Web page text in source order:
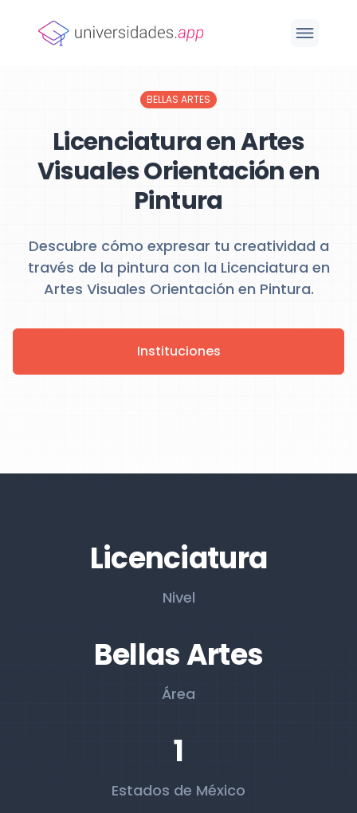
BELLAS ARTES
Licenciatura en Artes
Visuales Orientación en
Pintura
Descubre cómo expresar tu creatividad a
través de la pintura con la Licenciatura en
Artes Visuales Orientación en Pintura.
Instituciones
Licenciatura
Nivel
Bellas Artes
Área
1
Estados de México